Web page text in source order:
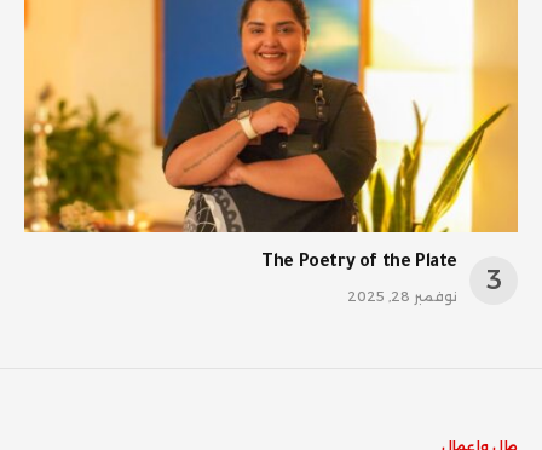
The Poetry of the Plate
نوفمبر 28, 2025
مال واعمال